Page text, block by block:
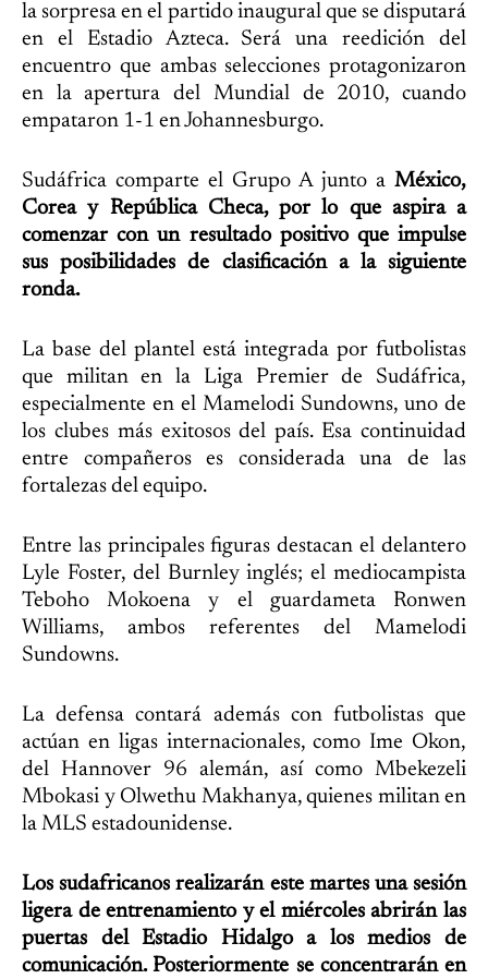
la sorpresa en el partido inaugural que se disputará
en el Estadio Azteca. Será una reedición del
encuentro que ambas selecciones protagonizaron
en la apertura del Mundial de 2010, cuando
empataron 1-1 en Johannesburgo.
Sudáfrica comparte el Grupo A junto a México,
Corea y República Checa, por lo que aspira a
comenzar con un resultado positivo que impulse
sus posibilidades de clasificación a la siguiente
ronda.
La base del plantel está integrada por futbolistas
que militan en la Liga Premier de Sudáfrica,
especialmente en el Mamelodi Sundowns, uno de
los clubes más exitosos del país. Esa continuidad
entre compañeros es considerada una de las
fortalezas del equipo.
Entre las principales figuras destacan el delantero
Lyle Foster, del Burnley inglés; el mediocampista
Teboho Mokoena y el guardameta Ronwen
Williams, ambos referentes del Mamelodi
Sundowns.
La defensa contará además con futbolistas que
actúan en ligas internacionales, como Ime Okon,
del Hannover 96 alemán, así como Mbekezeli
Mbokasi y Olwethu Makhanya, quienes militan en
la MLS estadounidense.
Los sudafricanos realizarán este martes una sesión
ligera de entrenamiento y el miércoles abrirán las
puertas del Estadio Hidalgo a los medios de
comunicación. Posteriormente se concentrarán en